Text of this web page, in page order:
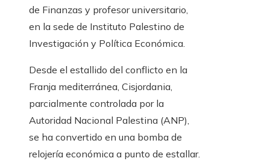
de Finanzas y profesor universitario,
en la sede de Instituto Palestino de
Investigación y Política Económica.
Desde el estallido del conflicto en la
Franja mediterránea, Cisjordania,
parcialmente controlada por la
Autoridad Nacional Palestina (ANP),
se ha convertido en una bomba de
relojería económica a punto de estallar.